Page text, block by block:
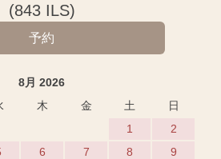
(843ILS)
8月 2026
木 金 土
日
1
2
6 7 8
9